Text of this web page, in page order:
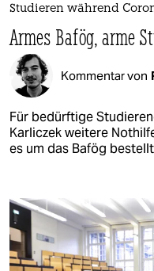
Studieren während
Armes Bafög, arme
Kommentar von
Für bedürftige
Karliczek weitere
es um das Bafög